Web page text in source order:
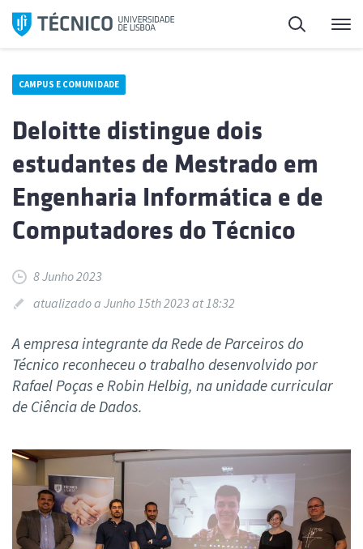
Saltar
para
Pesquisa
CAMPUS E COMUNIDADE
Deloitte distingue dois
estudantes de Mestrado em
Engenharia Informática e de
Computadores do Técnico
8 Junho 2023
atualizado a Junho 15th 2023 at 18:32
A empresa integrante da Rede de Parceiros do
Técnico reconheceu o trabalho desenvolvido por
Rafael Poças e Robin Helbig, na unidade curricular
de Ciência de Dados.